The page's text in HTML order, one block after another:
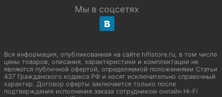
Мы в соцсетях
Вся информация, опубликованная на сайте hifistore.ru, в том числе
цены товаров, описания, характеристики и комплектации не
являются публичной офертой, определяемой положениями Статьи
437 Гражданского кодекса РФ и носят исключительно справочный
характер. Договор оферты заключается только после
подтверждения исполнения заказа сотрудником онлайн Hi-Fi